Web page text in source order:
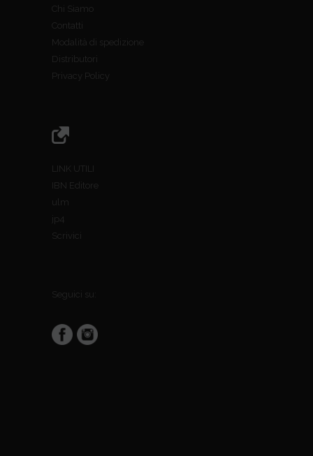
Chi Siamo
Contatti
Modalità di spedizione
Distributori
Privacy Policy
LINK UTILI
IBN Editore
ulm
jp4
Scrivici
Seguici su: